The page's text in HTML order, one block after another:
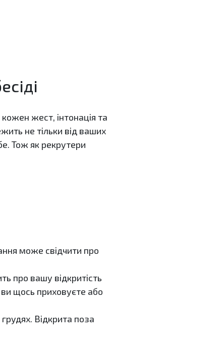
жест, інтонація та
не тільки від ваших
Тож як рекрутери
може свідчити про
про вашу відкритість
щось приховуєте або
Відкрита поза